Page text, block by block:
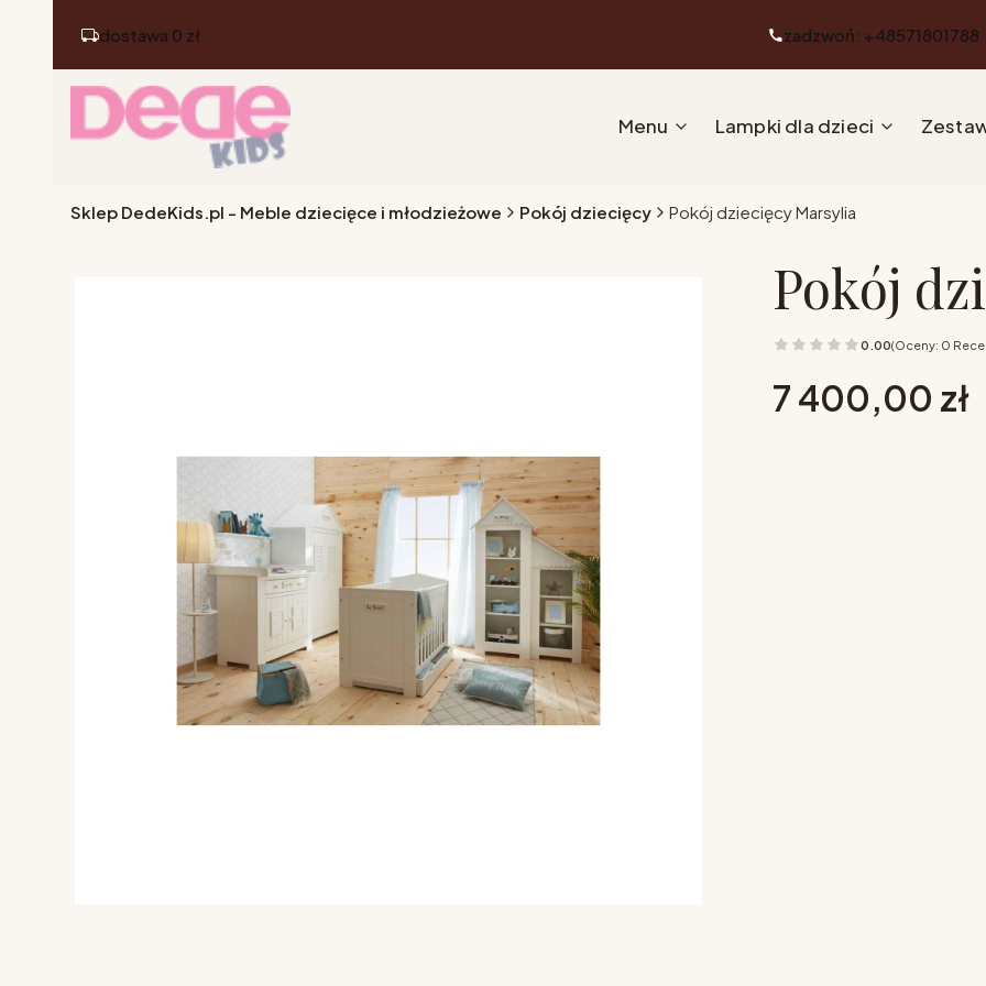
dostawa 0 zł zadzwoń: +48571801788
Menu Lampki dla dzieci
Sklep DedeKids.pl - Meble dziecięce i młodzieżowe Pokój dziecięcy Pokój dziecięcy Marsylia
Pokój
0.00(Oceny: 0
Cena
7 400,00 zł